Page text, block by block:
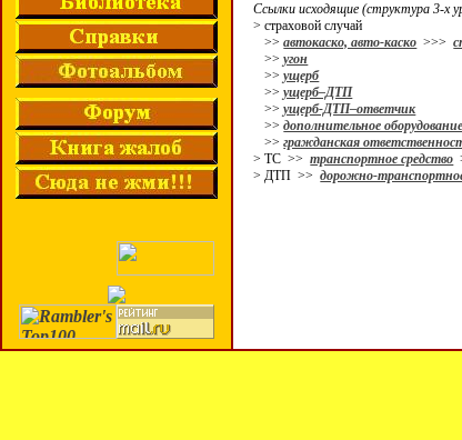
Ссылки исходящие (структура 3-х
> страховой случай
>>автокаско, авто-каско >>>
>>угон
>>ущерб
>>ущерб–ДТП
>>ущерб-ДТП–ответчик
>>дополнительное оборудование
>>гражданская
> ТС >>транспортное средство
> ДТП >>дорожно-